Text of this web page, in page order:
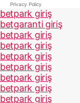
Privacy Policy
betpark giriş
betgaranti giriş
betpark giriş
betpark giriş
betpark giriş
betpark giriş
betpark giriş
betpark giriş
betpark giriş